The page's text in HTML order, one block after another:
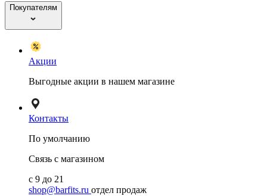
Покупателям
Акции
Выгодные акции в нашем магазине
Контакты
По умолчанию
Связь с магазином
с 9 до 21
shop@barfits.ru отдел продаж